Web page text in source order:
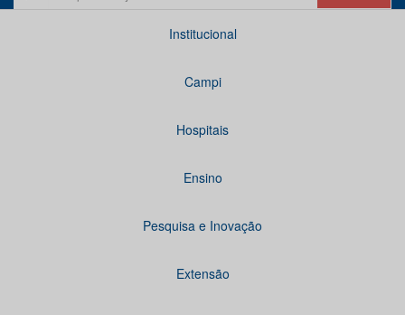
Institucional
Campi
Hospitais
Ensino
Pesquisa e Inovação
Extensão